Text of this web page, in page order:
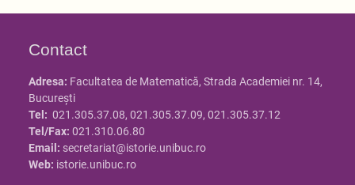
Contact
Adresa: Facultatea de Matematică, Strada Academiei nr. 14,
Bucureşti
Tel: 021.305.37.08, 021.305.37.09, 021.305.37.12
Tel/Fax: 021.310.06.80
Email: secretariat@istorie.unibuc.ro
Web: istorie.unibuc.ro